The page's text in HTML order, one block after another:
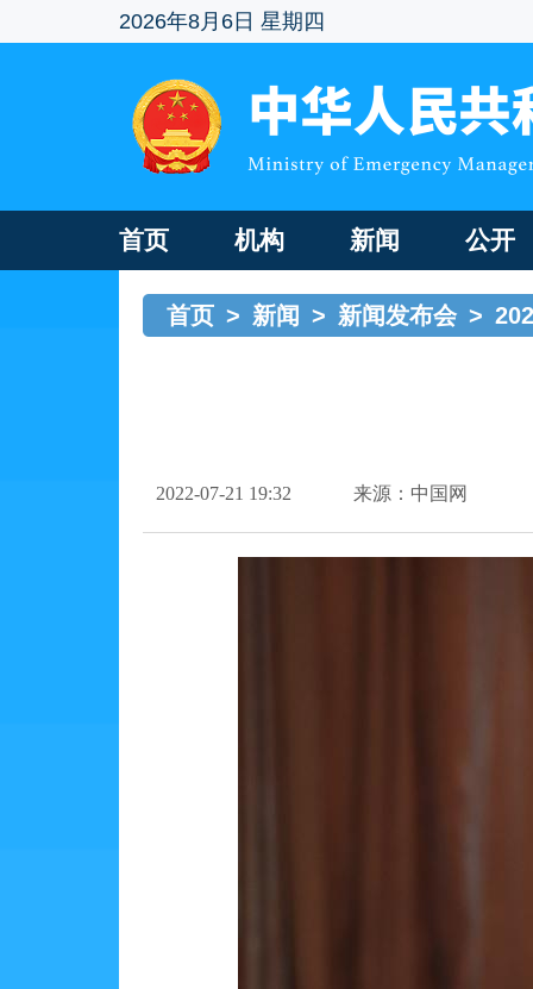
2026年8月6日 星期四
首页 机构 新闻 公开
首页 > 新闻 > 新闻发布会 >
2022-07-21 19:32 来源：中国网